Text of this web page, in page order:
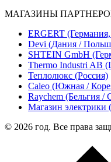
МАГАЗИНЫ
ERGERT
Devi (Дания /
SHTEIN GmbH
Thermo Industri AB
Теплолюкс (Россия)
Caleo (Южная /
Raychem (Бельгия
Магазин электрики
© 2026 год. Все права